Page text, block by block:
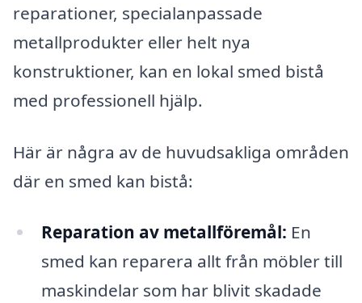
reparationer, specialanpassade
metallprodukter eller helt nya
konstruktioner, kan en lokal smed bistå
med professionell hjälp.
Här är några av de huvudsakliga områden
där en smed kan bistå:
Reparation av metallföremål: En
smed kan reparera allt från möbler till
maskindelar som har blivit skadade